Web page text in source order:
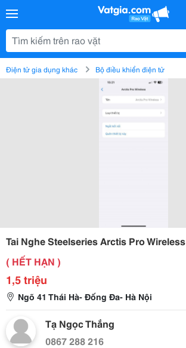
Điện tử gia dụng khác Bộ điều khiển điện tử
Tai Nghe Steelseries Arctis Pro Wireless
( HẾT HẠN )
1,5 triệu
Ngõ 41 Thái Hà- Đống Đa- Hà Nội
Tạ Ngọc Thắng
0867 288 216